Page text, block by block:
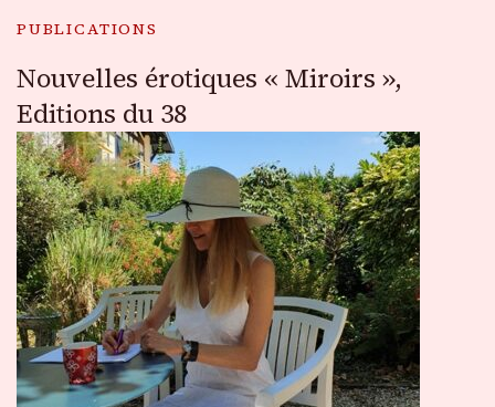
PUBLICATIONS
Nouvelles érotiques « Miroirs »,
Editions du 38